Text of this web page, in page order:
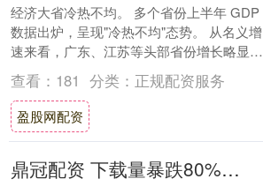
经济大省冷热不均。 多个省份上半年 GDP
数据出炉，呈现"冷热不均"态势。 从名义增
速来看，广东、江苏等头部省份增长略显乏
力；浙江、湖北、湖南、福建等腰部省份....
查看： 181 分类： 正规配资服务
盈股网配资
鼎冠配资 下载量暴跌80%，AI社交终于涨不动了